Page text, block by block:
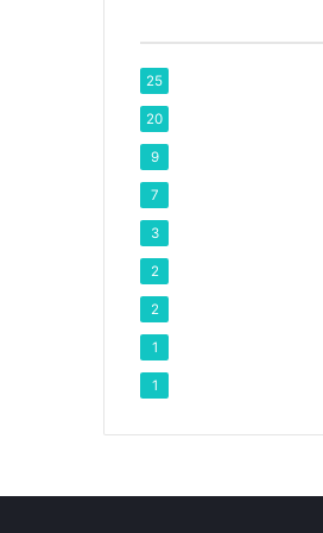
25
20
9
7
3
2
2
1
1